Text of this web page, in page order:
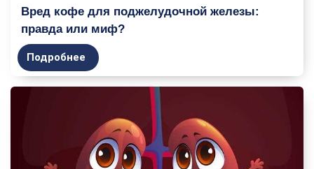
Вред кофе для поджелудочной железы:
правда или миф?
Подробнее